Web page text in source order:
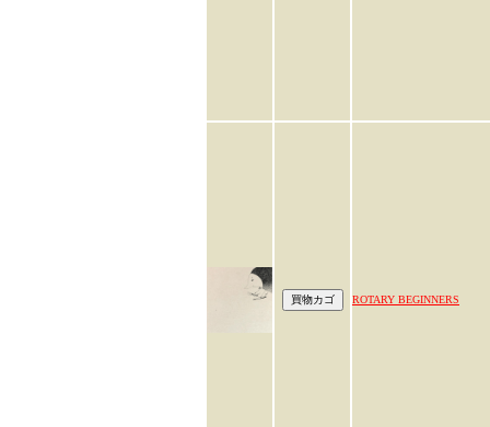
ROTARY BEGINNERS